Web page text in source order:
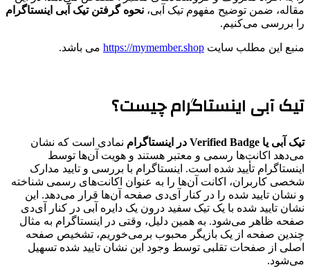
مقاله، ضمن توضیح مفهوم تیک آبی، نحوه گرفتن تیک آبی اینستاگرام
را بررسی می‌کنیم.
منبع این مطلب سایت https://mymember.shop می باشد.
تیک آبی اینستاگرام چیست؟
تیک آبی یا Verified Badge در اینستاگرام
نمادی است که نشان
می‌دهد اکانت‌ها رسمی و معتبر هستند و هویت آن‌ها توسط
اینستاگرام تأیید شده است. اینستاگرام با بررسی و تایید مدارک
شخصی کاربران، اکانت آن‌ها را به عنوان اکانت‌های رسمی شناخته
و نشان تایید شده را در کنار آی‌دی صفحه آن‌ها قرار می‌دهد. این
نشان تایید شده با یک تیک سفید درون یک دایره آبی در کنار آی‌دی
صفحه ظاهر می‌شود. به همین دلیل، وقتی در اینستاگرام به مثال
چندین صفحه از یک بازیگر محبوب برمی‌خوریم، تشخیص صفحه
اصلی از صفحات تقلبی توسط وجود این نشان تایید شده تسهیل
می‌شود.